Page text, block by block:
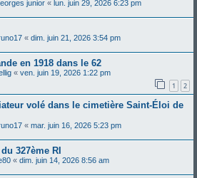
junior « lun. juin 29, 2026 6:23 pm
« dim. juin 21, 2026 3:54 pm
en 1918 dans le 62
« ven. juin 19, 2026 1:22 pm
1 2
volé dans le cimetière Saint-Éloi de
« mar. juin 16, 2026 5:23 pm
327ème RI
« dim. juin 14, 2026 8:56 am